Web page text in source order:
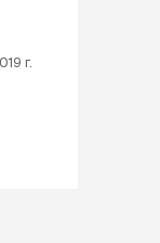
г.